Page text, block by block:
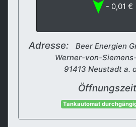
- 0,01 €
Adresse:
Beer Energien
Werner-von-
91413 Neustadt a.
Tankautomat